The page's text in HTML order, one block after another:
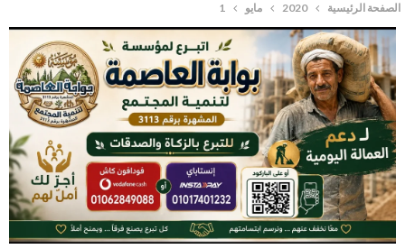
الصفحة الرئيسية 2020 مايو 1